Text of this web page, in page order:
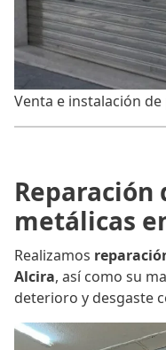
Venta e instalación
Reparación
metálicas
Realizamos
Alcira, así como su
deterioro y desgaste